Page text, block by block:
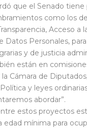
que el Senado
como los
Acceso a
Datos Personales,
y de justicia
están en
Cámara de
y leyes
abordar”.
estos proyectos
edad mínima para